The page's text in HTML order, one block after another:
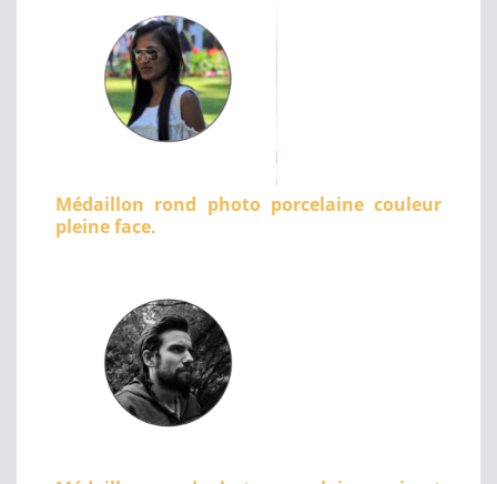
Médaillon rond photo porcelaine couleur
pleine face.